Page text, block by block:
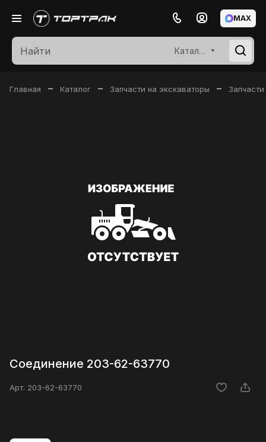
Каталог
MAX
Главная – Каталог – Запчасти на экскаваторы –
Соединение 203-62-63770
Арт. 203-62-63770